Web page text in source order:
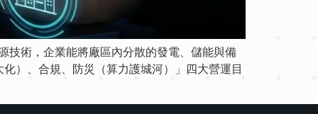
術，企業能將廠區內分散的發電、儲能與備
）、合規、防災（算力護城河）」四大營運目